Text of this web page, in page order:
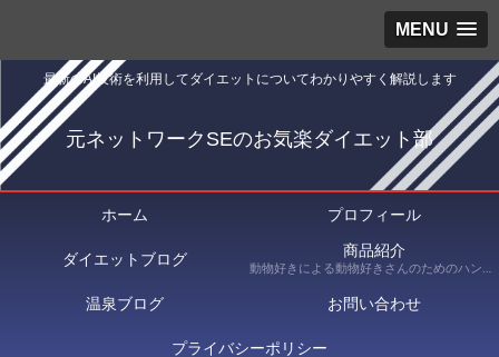
MENU
最新のAI技術を利用してダイエットについてわかりやすく解説します
元ネットワークSEのお気楽ダイエット部
ホーム プロフィール
ダイエットブログ 商品紹介
動物好きによる動物好きさんのためのハンドメイドショップ Crafty Moments（クラフティ・モーメンツ） にて出品している商品を紹介
温泉ブログ お問い合わせ
プライバシーポリシー